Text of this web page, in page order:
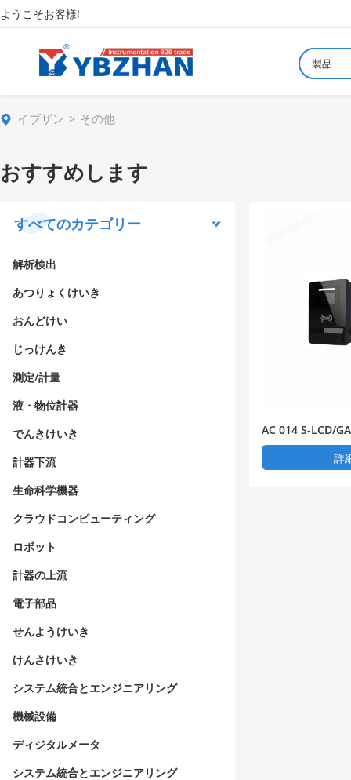
ようこそお客様!
製品
イブザン その他
おすすめします
すべてのカテゴリー
解析検出
あつりょくけいき
おんどけい
じっけんき
測定/計量
液・物位計器
でんきけいき
計器下流
生命科学機器
クラウドコンピューティング
ロボット
計器の上流
電子部品
せんようけいき
けんさけいき
システム統合とエンジニアリング
機械設備
ディジタルメータ
システム統合とエンジニアリング
AC 014 S-LCD/
ン14 KW交流充
詳